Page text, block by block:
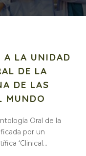
A LA UNIDAD
DE LA
DE LAS
MUNDO
Oral de la
por un
‘Clinical...